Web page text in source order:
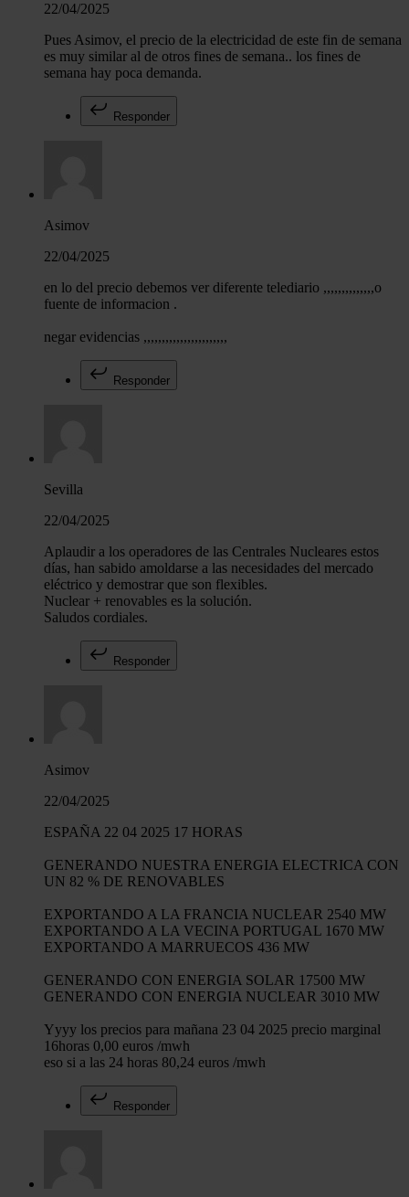
22/04/2025
Pues Asimov, el precio de la electricidad de este fin de semana
es muy similar al de otros fines de semana.. los fines de
semana hay poca demanda.
Responder
Asimov
22/04/2025
en lo del precio debemos ver diferente telediario ,,,,,,,,,,,,,,o
fuente de informacion .
negar evidencias ,,,,,,,,,,,,,,,,,,,,,,,
Responder
Sevilla
22/04/2025
Aplaudir a los operadores de las Centrales Nucleares estos
días, han sabido amoldarse a las necesidades del mercado
eléctrico y demostrar que son flexibles.
Nuclear + renovables es la solución.
Saludos cordiales.
Responder
Asimov
22/04/2025
ESPAÑA 22 04 2025 17 HORAS
GENERANDO NUESTRA ENERGIA ELECTRICA CON
UN 82 % DE RENOVABLES
EXPORTANDO A LA FRANCIA NUCLEAR 2540 MW
EXPORTANDO A LA VECINA PORTUGAL 1670 MW
EXPORTANDO A MARRUECOS 436 MW
GENERANDO CON ENERGIA SOLAR 17500 MW
GENERANDO CON ENERGIA NUCLEAR 3010 MW
Yyyy los precios para mañana 23 04 2025 precio marginal
16horas 0,00 euros /mwh
eso si a las 24 horas 80,24 euros /mwh
Responder